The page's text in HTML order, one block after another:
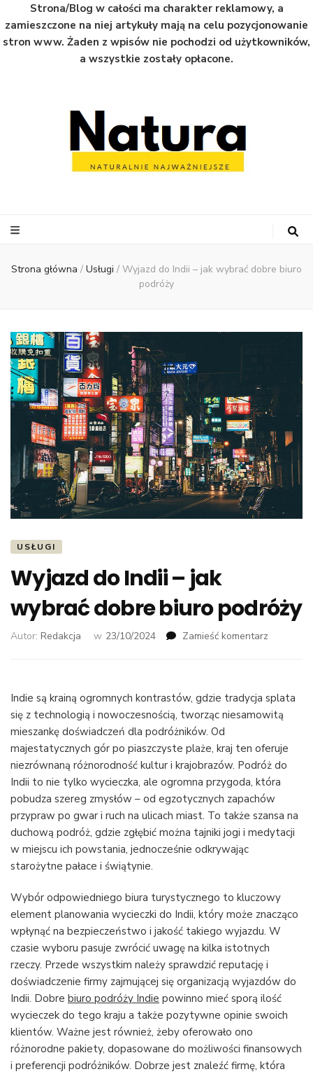
Strona/Blog w całości ma charakter reklamowy, a
zamieszczone na niej artykuły mają na celu pozycjonowanie
stron www. Żaden z wpisów nie pochodzi od użytkowników,
a wszystkie zostały opłacone.
Strona główna / Usługi / Wyjazd do Indii – jak wybrać dobre biuro
podróży
USŁUGI
Wyjazd do Indii – jak
wybrać dobre biuro podróży
Autor: Redakcja w 23/10/2024 Zamieść komentarz
Indii
–
dobre
biuro
podróży
Indie są krainą ogromnych kontrastów, gdzie tradycja splata
się z technologią i nowoczesnością, tworząc niesamowitą
mieszankę doświadczeń dla podróżników. Od
majestatycznych gór po piaszczyste plaże, kraj ten oferuje
niezrównaną różnorodność kultur i krajobrazów. Podróż do
Indii to nie tylko wycieczka, ale ogromna przygoda, która
pobudza szereg zmysłów – od egzotycznych zapachów
przypraw po gwar i ruch na ulicach miast. To także szansa na
duchową podróż, gdzie zgłębić można tajniki jogi i medytacji
w miejscu ich powstania, jednocześnie odkrywając
starożytne pałace i świątynie.
Wybór odpowiedniego biura turystycznego to kluczowy
element planowania wycieczki do Indii, który może znacząco
wpłynąć na bezpieczeństwo i jakość takiego wyjazdu. W
czasie wyboru pasuje zwrócić uwagę na kilka istotnych
rzeczy. Przede wszystkim należy sprawdzić reputację i
doświadczenie firmy zajmującej się organizacją wyjazdów do
Indii. Dobre biuro podróży Indie powinno mieć sporą ilość
wycieczek do tego kraju a także pozytywne opinie swoich
klientów. Ważne jest również, żeby oferowało ono
różnorodne pakiety, dopasowane do możliwości finansowych
i preferencji podróżników. Dobrze jest znaleźć firmę, która